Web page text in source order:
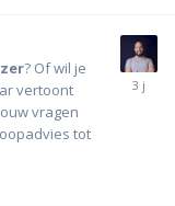
? Of wil je
vertoont
vragen
tot